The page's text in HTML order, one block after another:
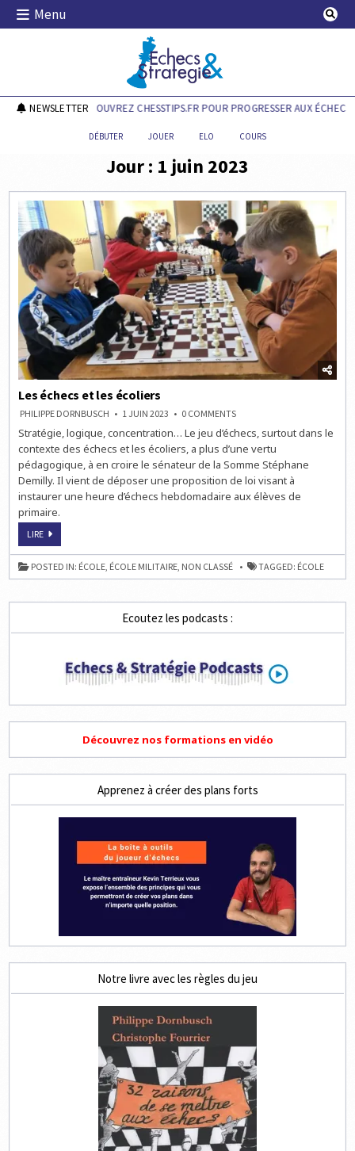
Skip
Menu
Echecs & Stratégie
NEWSLETTERDÉCOUVREZ CHESSTIPS.FR POUR PROGRESSER AUX ÉCHECS !
DÉBUTER JOUER ELO COURS
Jour : 1 juin 2023
Les échecs et les écoliers
PHILIPPE DORNBUSCH 1 JUIN 2023 0 COMMENTSON
ÉCHECS
LES
ÉCOLIERS
Stratégie, logique, concentration… Le jeu d’échecs, surtout dans le
contexte des échecs et les écoliers, a plus d’une vertu
pédagogique, à en croire le sénateur de la Somme Stéphane
Demilly. Il vient de déposer une proposition de loi visant à
instaurer une heure d’échecs hebdomadaire aux élèves de
primaire.
LIRELES
ET
LES
ÉCOLIERS
POSTED IN: ÉCOLE ÉCOLE MILITAIRE NON CLASSÉ TAGGED: ÉCOLE
Ecoutez les podcasts :
Découvrez nos formations en vidéo
Apprenez à créer des plans forts
Notre livre avec les règles du jeu